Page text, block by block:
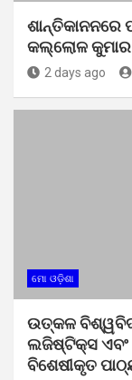
ଶାନ୍ତିକାନନରେ
କଲ୍ଲୋଳ କୁମାର
2 days ago
ମୋ ଓଡ଼ିଶା
ଉତ୍କଳ
ଲଜିଷ୍ଟିକ୍ସ ଏବଂ
ବିଶେଷୀକୃତ